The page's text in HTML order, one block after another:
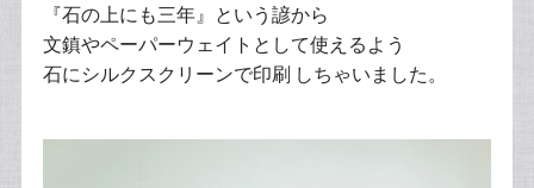
『石の上にも三年』という諺から
文鎮やペーパーウェイトとして使えるよう
石にシルクスクリーンで印刷 しちゃいました。